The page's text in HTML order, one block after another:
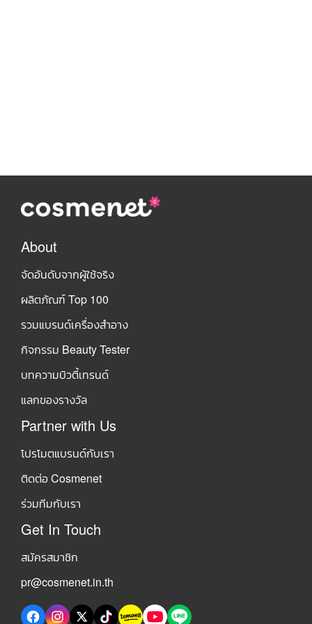
About
จัดอันดับจากผู้ใช้จริง
ผลิตภัณฑ์ Top 100
รวมแบรนด์เครื่องสำอาง
กิจกรรม Beauty Tester
บทความบิวตี้เทรนด์
แลกของรางวัล
Partner with Us
โปรโมตแบรนด์กับเรา
ติดต่อ Cosmenet
ร่วมทีมกับเรา
Get In Touch
สมัครสมาชิก
pr@cosmenet.in.th